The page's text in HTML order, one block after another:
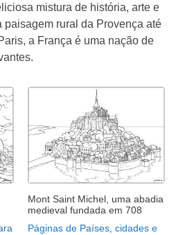
mistura de história, arte e
paisagem rural da Provença até
a França é uma nação de
Mont Saint Michel, uma abadia
medieval fundada em 708
Páginas de Países, cidades e